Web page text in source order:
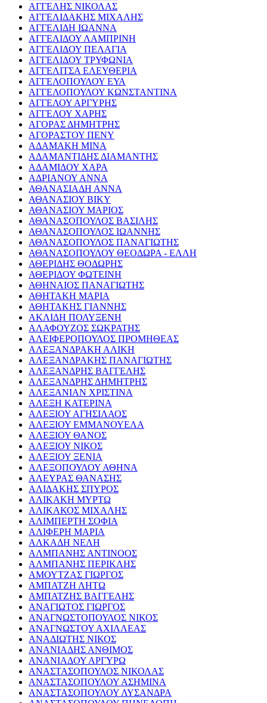
ΑΓΓΕΛΗΣ ΝΙΚΟΛΑΣ
ΑΓΓΕΛΙΔΑΚΗΣ ΜΙΧΑΛΗΣ
ΑΓΓΕΛΙΔΗ ΙΩΑΝΝΑ
ΑΓΓΕΛΙΔΟΥ ΛΑΜΠΡΙΝΗ
ΑΓΓΕΛΙΔΟΥ ΠΕΛΑΓΙΑ
ΑΓΓΕΛΙΔΟΥ ΤΡΥΦΩΝΙΑ
ΑΓΓΕΛΙΤΣΑ ΕΛΕΥΘΕΡΙΑ
ΑΓΓΕΛΟΠΟΥΛΟΥ ΕΥΑ
ΑΓΓΕΛΟΠΟΥΛΟΥ ΚΩΝΣΤΑΝΤΙΝΑ
ΑΓΓΕΛΟΥ ΑΡΓΥΡΗΣ
ΑΓΓΕΛΟΥ ΧΑΡΗΣ
ΑΓΟΡΑΣ ΔΗΜΗΤΡΗΣ
ΑΓΟΡΑΣΤΟΥ ΠΕΝΥ
ΑΔΑΜΑΚΗ ΜΙΝΑ
ΑΔΑΜΑΝΤΙΔΗΣ ΔΙΑΜΑΝΤΗΣ
ΑΔΑΜΙΔΟΥ ΧΑΡΑ
ΑΔΡΙΑΝΟΥ ΑΝΝΑ
ΑΘΑΝΑΣΙΑΔΗ ΑΝΝΑ
ΑΘΑΝΑΣΙΟΥ ΒΙΚΥ
ΑΘΑΝΑΣΙΟΥ ΜΑΡΙΟΣ
ΑΘΑΝΑΣΟΠΟΥΛΟΣ ΒΑΣΙΛΗΣ
ΑΘΑΝΑΣΟΠΟΥΛΟΣ ΙΩΑΝΝΗΣ
ΑΘΑΝΑΣΟΠΟΥΛΟΣ ΠΑΝΑΓΙΩΤΗΣ
ΑΘΑΝΑΣΟΠΟΥΛΟΥ ΘΕΟΔΩΡΑ - ΕΛΛΗ
ΑΘΕΡΙΔΗΣ ΘΟΔΩΡΗΣ
ΑΘΕΡΙΔΟΥ ΦΩΤΕΙΝΗ
ΑΘΗΝΑΙΟΣ ΠΑΝΑΓΙΩΤΗΣ
ΑΘΗΤΑΚΗ ΜΑΡΙΑ
ΑΘΗΤΑΚΗΣ ΓΙΑΝΝΗΣ
ΑΚΛΙΔΗ ΠΟΛΥΞΕΝΗ
ΑΛΑΦΟΥΖΟΣ ΣΩΚΡΑΤΗΣ
ΑΛΕΙΦΕΡΟΠΟΥΛΟΣ ΠΡΟΜΗΘΕΑΣ
ΑΛΕΞΑΝΔΡΑΚΗ ΑΛΙΚΗ
ΑΛΕΞΑΝΔΡΑΚΗΣ ΠΑΝΑΓΙΩΤΗΣ
ΑΛΕΞΑΝΔΡΗΣ ΒΑΓΓΕΛΗΣ
ΑΛΕΞΑΝΔΡΗΣ ΔΗΜΗΤΡΗΣ
ΑΛΕΞΑΝΙΑΝ ΧΡΙΣΤΙΝΑ
ΑΛΕΞΗ ΚΑΤΕΡΙΝΑ
ΑΛΕΞΙΟΥ ΑΓΗΣΙΛΑΟΣ
ΑΛΕΞΙΟΥ ΕΜΜΑΝΟΥΕΛΑ
ΑΛΕΞΙΟΥ ΘΑΝΟΣ
ΑΛΕΞΙΟΥ ΝΙΚΟΣ
ΑΛΕΞΙΟΥ ΞΕΝΙΑ
ΑΛΕΞΟΠΟΥΛΟΥ ΑΘΗΝΑ
ΑΛΕΥΡΑΣ ΘΑΝΑΣΗΣ
ΑΛΙΔΑΚΗΣ ΣΠΥΡΟΣ
ΑΛΙΚΑΚΗ ΜΥΡΤΩ
ΑΛΙΚΑΚΟΣ ΜΙΧΑΛΗΣ
ΑΛΙΜΠΕΡΤΗ ΣΟΦΙΑ
ΑΛΙΦΕΡΗ ΜΑΡΙΑ
ΑΛΚΑΔΗ ΝΕΛΗ
ΑΛΜΠΑΝΗΣ ΑΝΤΙΝΟΟΣ
ΑΛΜΠΑΝΗΣ ΠΕΡΙΚΛΗΣ
ΑΜΟΥΤΖΑΣ ΓΙΩΡΓΟΣ
ΑΜΠΑΤΖΗ ΛΗΤΩ
ΑΜΠΑΤΖΗΣ ΒΑΓΓΕΛΗΣ
ΑΝΑΓΙΩΤΟΣ ΓΙΩΡΓΟΣ
ΑΝΑΓΝΩΣΤΟΠΟΥΛΟΣ ΝΙΚΟΣ
ΑΝΑΓΝΩΣΤΟΥ ΑΧΙΛΛΕΑΣ
ΑΝΑΔΙΩΤΗΣ ΝΙΚΟΣ
ΑΝΑΝΙΑΔΗΣ ΑΝΘΙΜΟΣ
ΑΝΑΝΙΑΔΟΥ ΑΡΓΥΡΩ
ΑΝΑΣΤΑΣΟΠΟΥΛΟΣ ΝΙΚΟΛΑΣ
ΑΝΑΣΤΑΣΟΠΟΥΛΟΥ ΑΣΗΜΙΝΑ
ΑΝΑΣΤΑΣΟΠΟΥΛΟΥ ΛΥΣΑΝΔΡΑ